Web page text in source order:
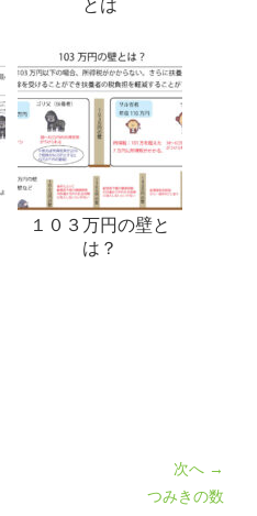
とは
１０３万円の壁と
は？
次へ →
つみきの数